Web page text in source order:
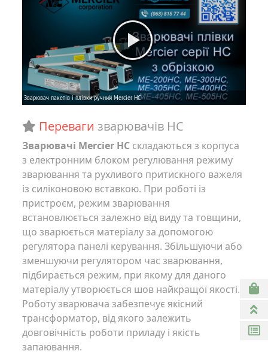
Переваги зварювачів НC
Зварювачі Mercier HC складаються з корпуса
з електронним блоком регулювання режиму
зварювання та рухливого притискного важеля
із силіконовою вставкою. При роботі із
пристроєм, режим зварювання
встановлюється залежно від виду та товщини,
що зварюється матеріалу за допомогою
регулятора панелі керування. Збільшуючи або
зменшуючи регулятором час зварювання,
підбирається режим, при якому для даного
матеріалу утворюється шов найкращої якості.
Роботу зварювача забезпечує якісний
трансформатор, від якого залежить
довговічність роботи приладу і якість
запаювання.